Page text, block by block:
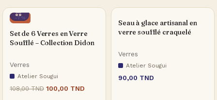
-7%
Set de 6 Verres en Verre
Soufflé – Collection Didon
Verres
Atelier Sougui
108,00TND 100,00 TND
Seau à glace artisanal en
verre soufflé craquelé
Verres
Atelier Sougui
90,00 TND